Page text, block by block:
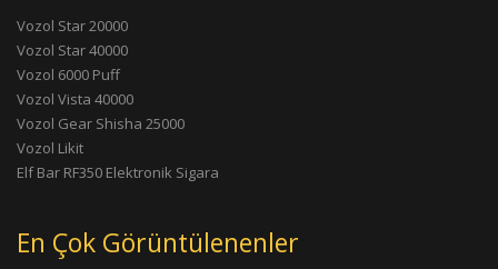
Vozol Star 20000
Vozol Star 40000
Vozol 6000 Puff
Vozol Vista 40000
Vozol Gear Shisha 25000
Vozol Likit
Elf Bar RF350 Elektronik Sigara
En Çok Görüntülenenler